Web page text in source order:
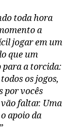
toda hora
a
jogar em um
que um
para a torcida:
os jogos,
por vocês
faltar. Uma
apoio da